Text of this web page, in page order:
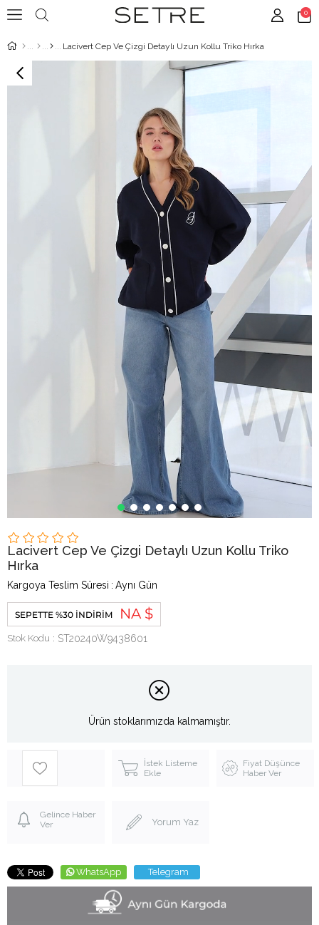
0
Lacivert Cep Ve Çizgi Detaylı Uzun Kollu Triko Hırka
Lacivert Cep Ve Çizgi Detaylı Uzun Kollu Triko
Hırka
Kargoya Teslim Süresi : Aynı Gün
SEPETTE %30 İNDIRIM NA $
Stok Kodu ST20240W9438601
Ürün stoklarımızda kalmamıştır.
İstek Listeme
Ekle
Fiyat Düşünce
Haber Ver
Gelince Haber
Ver
Yorum Yaz
WhatsApp Telegram